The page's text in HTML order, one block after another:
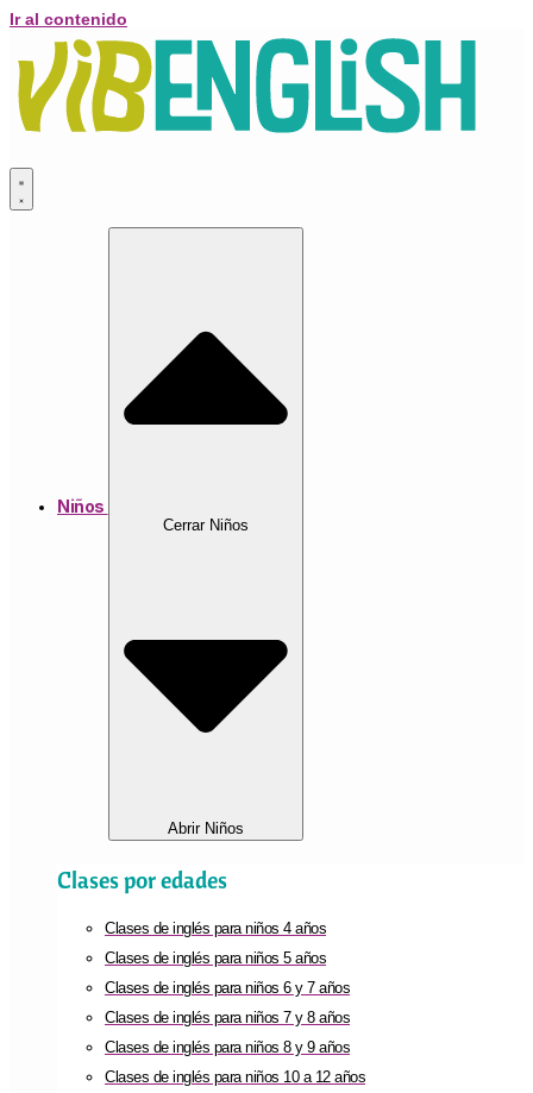
Ir al contenido
Niños
Cerrar Niños
Abrir Niños
Clases por edades
Clases de inglés para niños 4 años
Clases de inglés para niños 5 años
Clases de inglés para niños 6 y 7 años
Clases de inglés para niños 7 y 8 años
Clases de inglés para niños 8 y 9 años
Clases de inglés para niños 10 a 12 años